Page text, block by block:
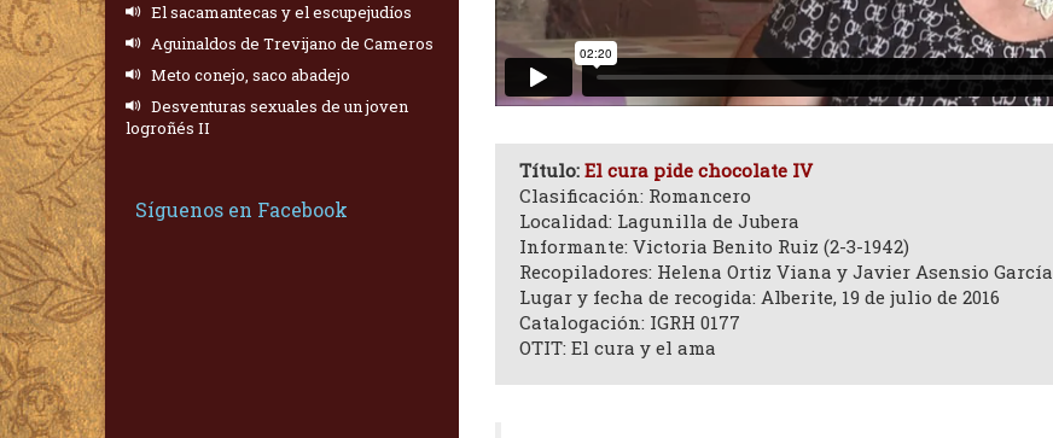
El sacamantecas y el escupejudíos
Aguinaldos de Trevijano de Cameros
Meto conejo, saco abadejo
Desventuras sexuales de un joven
logroñés II
Síguenos en Facebook
Título: El cura pide chocolate IV
Clasificación: Romancero
Localidad: Lagunilla de Jubera
Informante: Victoria Benito Ruiz (2-3-1942)
Recopiladores: Helena Ortiz Viana y Javier Asensio García
Lugar y fecha de recogida: Alberite, 19 de julio de 2016
Catalogación: IGRH 0177
OTIT: El cura y el ama